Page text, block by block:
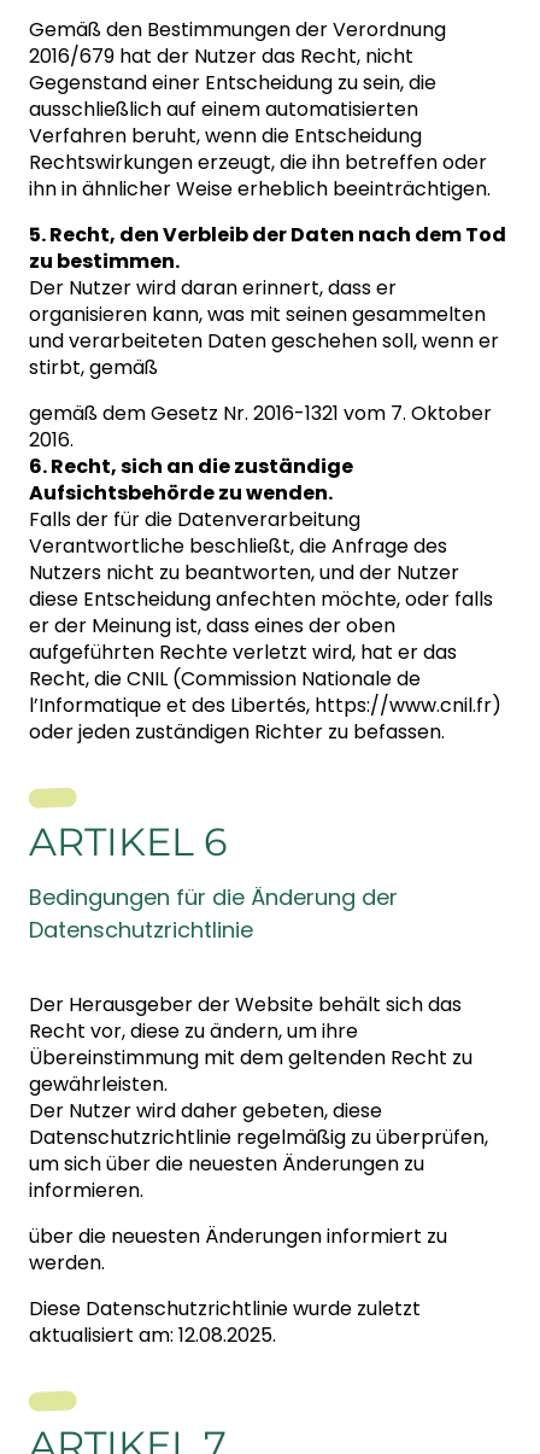
Gemäß den Bestimmungen der Verordnung
2016/679 hat der Nutzer das Recht, nicht
Gegenstand einer Entscheidung zu sein, die
ausschließlich auf einem automatisierten
Verfahren beruht, wenn die Entscheidung
Rechtswirkungen erzeugt, die ihn betreffen oder
ihn in ähnlicher Weise erheblich beeinträchtigen.
5. Recht, den Verbleib der Daten nach dem Tod
zu bestimmen.
Der Nutzer wird daran erinnert, dass er
organisieren kann, was mit seinen gesammelten
und verarbeiteten Daten geschehen soll, wenn er
stirbt, gemäß
gemäß dem Gesetz Nr. 2016-1321 vom 7. Oktober
2016.
6. Recht, sich an die zuständige
Aufsichtsbehörde zu wenden.
Falls der für die Datenverarbeitung
Verantwortliche beschließt, die Anfrage des
Nutzers nicht zu beantworten, und der Nutzer
diese Entscheidung anfechten möchte, oder falls
er der Meinung ist, dass eines der oben
aufgeführten Rechte verletzt wird, hat er das
Recht, die CNIL (Commission Nationale de
l’Informatique et des Libertés, https://www.cnil.fr)
oder jeden zuständigen Richter zu befassen.
ARTIKEL 6
Bedingungen für die Änderung der
Datenschutzrichtlinie
Der Herausgeber der Website behält sich das
Recht vor, diese zu ändern, um ihre
Übereinstimmung mit dem geltenden Recht zu
gewährleisten.
Der Nutzer wird daher gebeten, diese
Datenschutzrichtlinie regelmäßig zu überprüfen,
um sich über die neuesten Änderungen zu
informieren.
über die neuesten Änderungen informiert zu
werden.
Diese Datenschutzrichtlinie wurde zuletzt
aktualisiert am: 12.08.2025.